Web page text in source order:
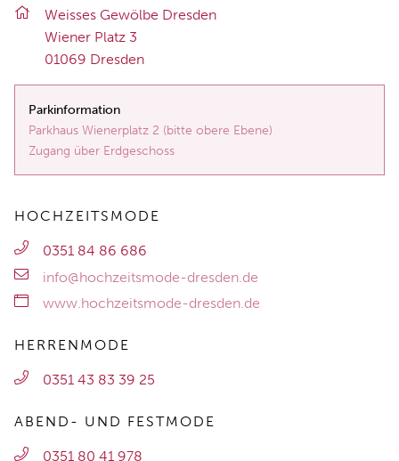
Weis­ses Ge­wöl­be Dres­den
Wie­ner Platz 3
01069 Dres­den
Parkinformation
Parkhaus Wienerplatz 2 (bitte obere Ebene)
Zugang über Erdgeschoss
HOCHZEITSMODE
0351 84 86 686
info@hochzeitsmode-dresden.de
www.hochzeitsmode-dresden.de
HERRENMODE
0351 43 83 39 25
ABEND- UND FESTMODE
0351 80 41 978